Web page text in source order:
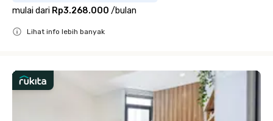
mulai dari Rp3.268.000 /bulan
Lihat info lebih banyak